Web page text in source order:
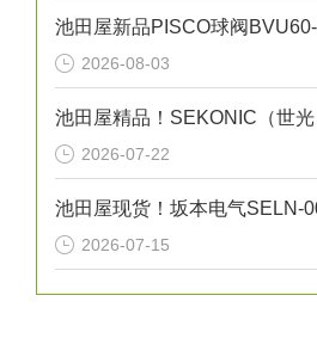
2026-08-03
2026-07-22
2026-07-15